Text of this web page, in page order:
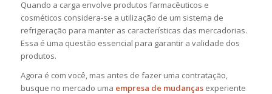
Quando a carga envolve produtos farmacêuticos e
cosméticos considera-se a utilização de um sistema de
refrigeração para manter as características das mercadorias.
Essa é uma questão essencial para garantir a validade dos
produtos.
Agora é com você, mas antes de fazer uma contratação,
busque no mercado uma empresa de mudançasexperiente